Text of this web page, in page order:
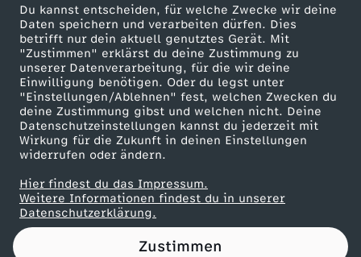
Du kannst entscheiden, für welche Zwecke wir deine
Daten speichern und verarbeiten dürfen. Dies
betrifft nur dein aktuell genutztes Gerät. Mit
"Zustimmen" erklärst du deine Zustimmung zu
unserer Datenverarbeitung, für die wir deine
Einwilligung benötigen. Oder du legst unter
"Einstellungen/Ablehnen" fest, welchen Zwecken du
deine Zustimmung gibst und welchen nicht. Deine
Datenschutzeinstellungen kannst du jederzeit mit
Wirkung für die Zukunft in deinen Einstellungen
widerrufen oder ändern.
Hier findest du das Impressum.
Weitere Informationen findest du in unserer
Datenschutzerklärung.
Zustimmen
h
e
s
ZDF goes Schule
Werbefernsehen
Mainzelmännchen
Partner